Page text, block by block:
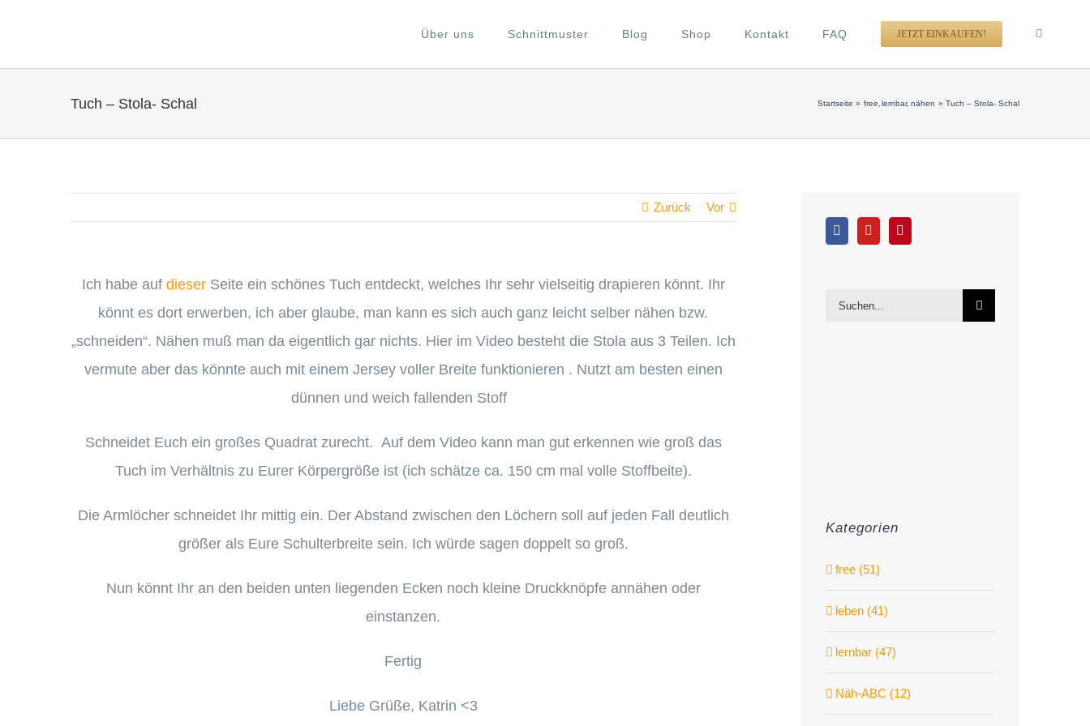
Über uns Schnittmuster Blog Shop Kontakt FAQ JETZT EINKAUFEN!
Tuch – Stola- Schal Startseite free lernbar nähen Tuch – Stola- Schal
Zurück Vor
Ich habe auf dieser Seite ein schönes Tuch entdeckt, welches Ihr sehr vielseitig drapieren könnt. Ihr
könnt es dort erwerben, ich aber glaube, man kann es sich auch ganz leicht selber nähen bzw.
„schneiden“. Nähen muß man da eigentlich gar nichts. Hier im Video besteht die Stola aus 3 Teilen. Ich
vermute aber das könnte auch mit einem Jersey voller Breite funktionieren . Nutzt am besten einen
dünnen und weich fallenden Stoff
Schneidet Euch ein großes Quadrat zurecht. Auf dem Video kann man gut erkennen wie groß das
Tuch im Verhältnis zu Eurer Körpergröße ist (ich schätze ca. 150 cm mal volle Stoffbeite).
Die Armlöcher schneidet Ihr mittig ein. Der Abstand zwischen den Löchern soll auf jeden Fall deutlich
größer als Eure Schulterbreite sein. Ich würde sagen doppelt so groß.
Nun könnt Ihr an den beiden unten liegenden Ecken noch kleine Druckknöpfe annähen oder
einstanzen.
Fertig
Liebe Grüße, Katrin <3
Suche
Kategorien
free (51)
leben (41)
lernbar (47)
Näh-ABC (12)